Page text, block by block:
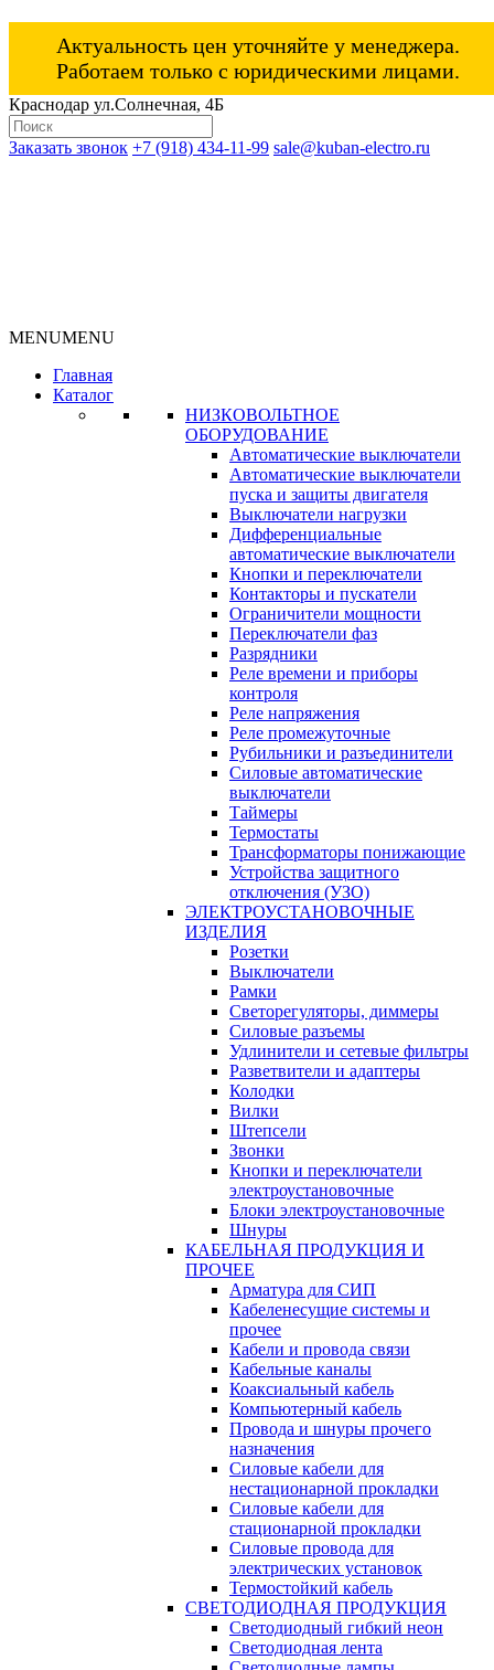
Актуальность цен уточняйте у менеджера.
Работаем только с юридическими лицами.
Краснодар ул.Солнечная, 4Б
Заказать звонок +7 (918) 434-11-99 sale@kuban-electro.ru
MENUMENU
Главная
Каталог
НИЗКОВОЛЬТНОЕ
ОБОРУДОВАНИЕ
Автоматические выключатели
Автоматические выключатели
пуска и защиты двигателя
Выключатели нагрузки
Дифференциальные
автоматические выключатели
Кнопки и переключатели
Контакторы и пускатели
Ограничители мощности
Переключатели фаз
Разрядники
Реле времени и приборы
контроля
Реле напряжения
Реле промежуточные
Рубильники и разъединители
Силовые автоматические
выключатели
Таймеры
Термостаты
Трансформаторы понижающие
Устройства защитного
отключения (УЗО)
ЭЛЕКТРОУСТАНОВОЧНЫЕ
ИЗДЕЛИЯ
Розетки
Выключатели
Рамки
Светорегуляторы, диммеры
Силовые разъемы
Удлинители и сетевые фильтры
Разветвители и адаптеры
Колодки
Вилки
Штепсели
Звонки
Кнопки и переключатели
электроустановочные
Блоки электроустановочные
Шнуры
КАБЕЛЬНАЯ ПРОДУКЦИЯ И
ПРОЧЕЕ
Арматура для СИП
Кабеленесущие системы и
прочее
Кабели и провода связи
Кабельные каналы
Коаксиальный кабель
Компьютерный кабель
Провода и шнуры прочего
назначения
Силовые кабели для
нестационарной прокладки
Силовые кабели для
стационарной прокладки
Силовые провода для
электрических установок
Термостойкий кабель
СВЕТОДИОДНАЯ ПРОДУКЦИЯ
Светодиодный гибкий неон
Светодиодная лента